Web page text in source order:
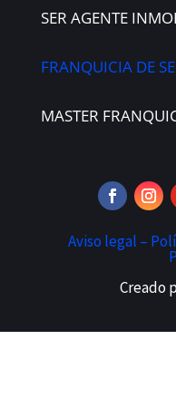
SER AGENTE
FRANQUICIA DE
MASTER
Aviso legal –
Creado